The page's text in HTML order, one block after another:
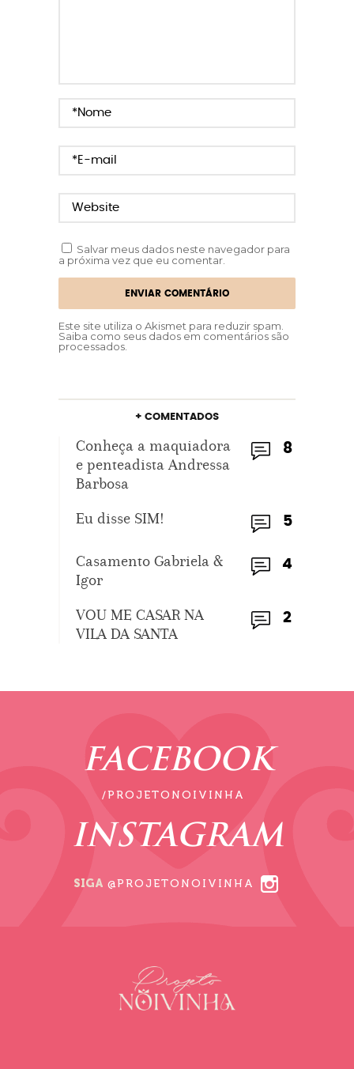
Salvar meus dados neste navegador para
a próxima vez que eu comentar.
Este site utiliza o Akismet para reduzir spam.
Saiba como seus dados em comentários são
processados
+ COMENTADOS
8
Conheça a maquiadora
e penteadista Andressa
Barbosa
5
Eu disse SIM!
4
Casamento Gabriela &
Igor
2
VOU ME CASAR NA
VILA DA SANTA
FACEBOOK
/PROJETONOIVINHA
INSTAGRAM
SIGA @PROJETONOIVINHA